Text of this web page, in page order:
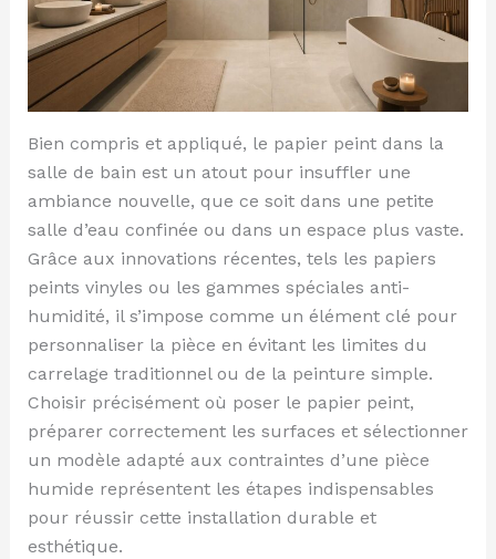
Bien compris et appliqué, le papier peint dans la
salle de bain est un atout pour insuffler une
ambiance nouvelle, que ce soit dans une petite
salle d’eau confinée ou dans un espace plus vaste.
Grâce aux innovations récentes, tels les papiers
peints vinyles ou les gammes spéciales anti-
humidité, il s’impose comme un élément clé pour
personnaliser la pièce en évitant les limites du
carrelage traditionnel ou de la peinture simple.
Choisir précisément où poser le papier peint,
préparer correctement les surfaces et sélectionner
un modèle adapté aux contraintes d’une pièce
humide représentent les étapes indispensables
pour réussir cette installation durable et
esthétique.